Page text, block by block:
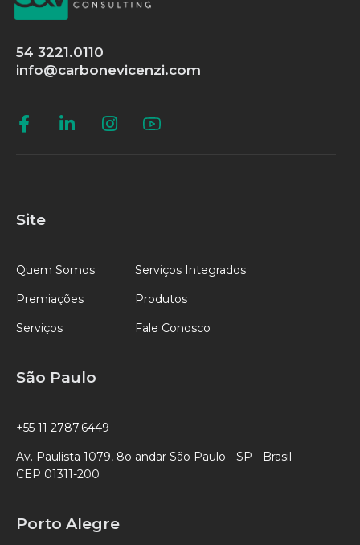
54 3221.0110
info@carbonevicenzi.com
Site
Quem Somos
Premiações
Serviços
Serviços Integrados
Produtos
Fale Conosco
São Paulo
+55 11 2787.6449
Av. Paulista 1079, 8o andar São Paulo - SP - Brasil
CEP 01311-200
Porto Alegre